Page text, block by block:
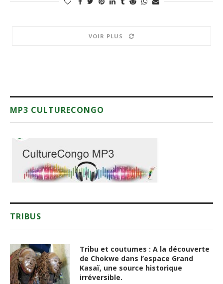
VOIR PLUS
MP3 CULTURECONGO
TRIBUS
Tribu et coutumes : A la découverte
de Chokwe dans l’espace Grand
Kasaï, une source historique
irréversible.